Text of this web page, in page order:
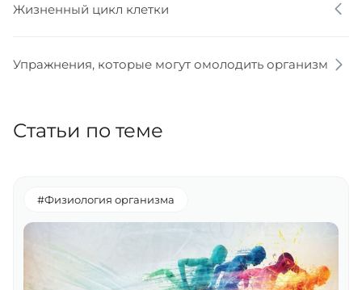
Жизненный цикл клетки
Упражнения, которые могут омолодить организм
Статьи по теме
#Физиология организма